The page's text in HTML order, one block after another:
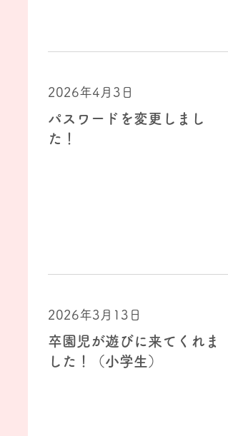
2026年4月3日
パスワードを変更しまし
た！
2026年3月13日
卒園児が遊びに来てくれま
した！（小学生）